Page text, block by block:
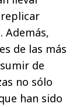
replicar
Además,
de las más
de
no sólo
han sido